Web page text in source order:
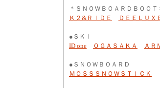
＊ＳＮＯＷＢＯＡＲＤＢＯＯＴ
Ｋ２&ＲＩＤＥ
ＤＥＥＬＵＸ
●ＳＫＩ
ID one
ＯＧＡＳＡＫＡ ＡＲ
●ＳＮＯＷＢＯＡＲＤ
ＭＯＳＳＳＮＯＷＳＴＩＣＫ